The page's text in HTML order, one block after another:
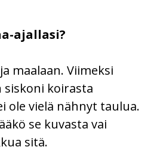
ajallasi?
maalaan. Viimeksi
siskoni koirasta
ole vielä nähnyt taulua.
se kuvasta vai
sitä.